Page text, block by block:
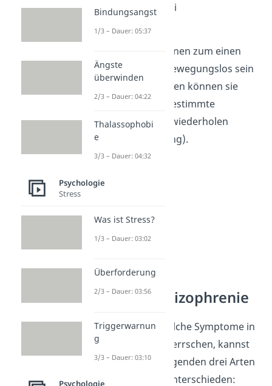
Einschränkungen bei
der Psychomotorik
Die Betroffenen können zum einen
völlig erstarrt und bewegungslos sein
(Stupor). Zum anderen können sie
aber auch ständig bestimmte
Bewegungsabläufe wiederholen
(motorische Erregung).
Arten der Schizophrenie
Abhängig davon, welche Symptome in
derAkutphase
vorherrschen, kannst
du zwischen den folgenden drei Arten
der Schizophrenie unterschieden:
Bindungsangst
1/3 – Dauer: 05:37
Ängste
überwinden
2/3 – Dauer: 04:22
Thalassophobi
e
3/3 – Dauer: 04:32
Psychologie
Stress
Was ist Stress?
1/3 – Dauer: 03:02
Überforderung
2/3 – Dauer: 03:56
Triggerwarnun
g
3/3 – Dauer: 03:10
Psychologie